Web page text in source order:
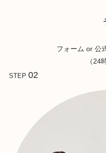
フォーム or 公
（24
STEP 02